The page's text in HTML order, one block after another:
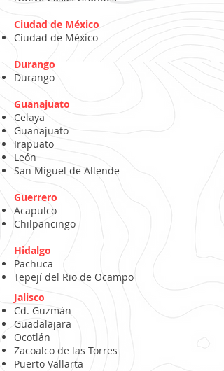
Ciudad de México
Ciudad de México
Durango
Durango
Guanajuato
Celaya
Guanajuato
Irapuato
León
San Miguel de Allende
Guerrero
Acapulco
Chilpancingo
Hidalgo
Pachuca
Tepejí del Rio de Ocampo
Jalisco
Cd. Guzmán
Guadalajara
Ocotlán
Zacoalco de las Torres
Puerto Vallarta